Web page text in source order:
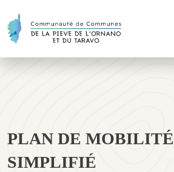
PLAN DE MOBILITÉ
SIMPLIFIÉ